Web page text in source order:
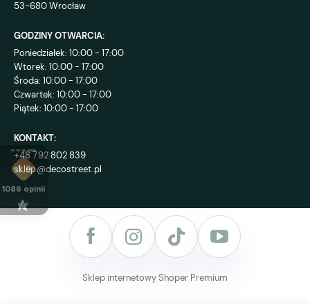
53-680 Wrocław
GODZINY OTWARCIA:
Poniedziałek: 10:00 - 17:00
Wtorek: 10:00 - 17:00
Środa: 10:00 - 17:00
Czwartek: 10:00 - 17:00
Piątek: 10:00 - 17:00
KONTAKT:
+48 792 802 839
sklep@decostreet.pl
4.9
1086 opinii
Sklep internetowy Shoper Premium